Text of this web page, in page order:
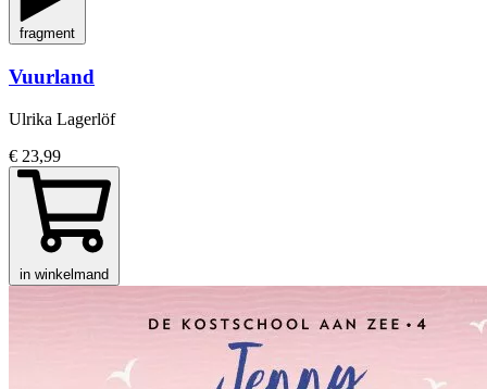
fragment
Vuurland
Ulrika Lagerlöf
€ 23,99
in winkelmand